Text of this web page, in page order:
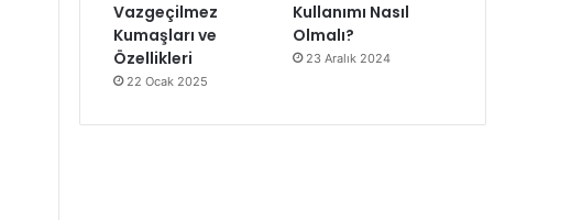
Vazgeçilmez
Kumaşları ve
Özellikleri
22 Ocak 2025
Kullanımı Nasıl
Olmalı?
23 Aralık 2024